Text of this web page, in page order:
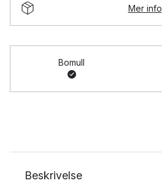
Mer info
Bomull
Beskrivelse